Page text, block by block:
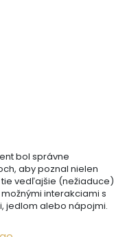
bol správne
aby poznal nielen
tie vedľajšie (nežiaduce)
interakciami s
jedlom alebo nápojmi.